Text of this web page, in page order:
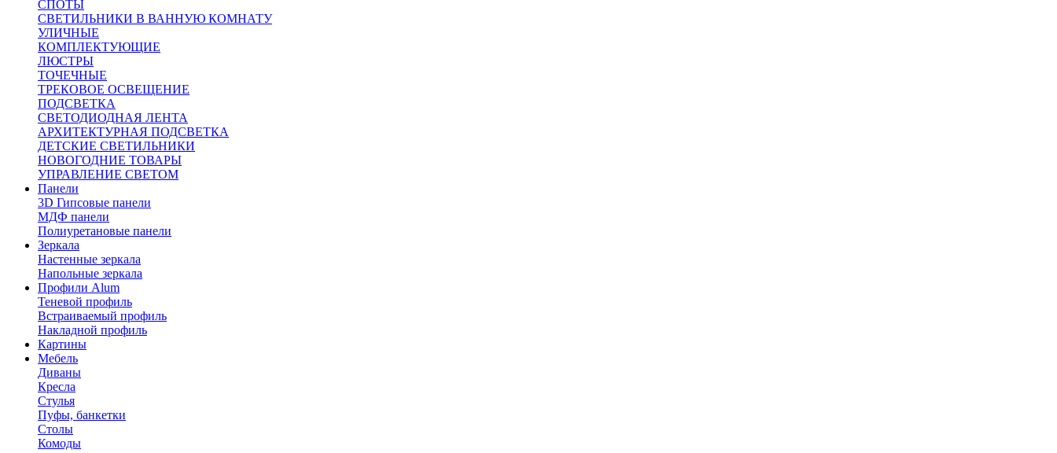
СПОТЫ
СВЕТИЛЬНИКИ В ВАННУЮ КОМНАТУ
УЛИЧНЫЕ
КОМПЛЕКТУЮЩИЕ
ЛЮСТРЫ
ТОЧЕЧНЫЕ
ТРЕКОВОЕ ОСВЕЩЕНИЕ
ПОДСВЕТКА
СВЕТОДИОДНАЯ ЛЕНТА
АРХИТЕКТУРНАЯ ПОДСВЕТКА
ДЕТСКИЕ СВЕТИЛЬНИКИ
НОВОГОДНИЕ ТОВАРЫ
УПРАВЛЕНИЕ СВЕТОМ
Панели
3D Гипсовые панели
МДФ панели
Полиуретановые панели
Зеркала
Настенные зеркала
Напольные зеркала
Профили Alum
Теневой профиль
Встраиваемый профиль
Накладной профиль
Картины
Мебель
Диваны
Кресла
Стулья
Пуфы, банкетки
Столы
Комоды